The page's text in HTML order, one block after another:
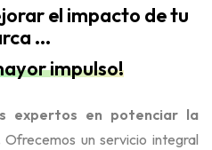
el impacto de tu
...
impulso!
expertos en potenciar la
Ofrecemos un servicio integral